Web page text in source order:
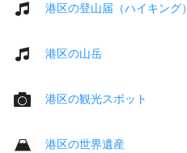
港区の登山届（ハイキング）
港区の山岳
港区の観光スポット
港区の世界遺産